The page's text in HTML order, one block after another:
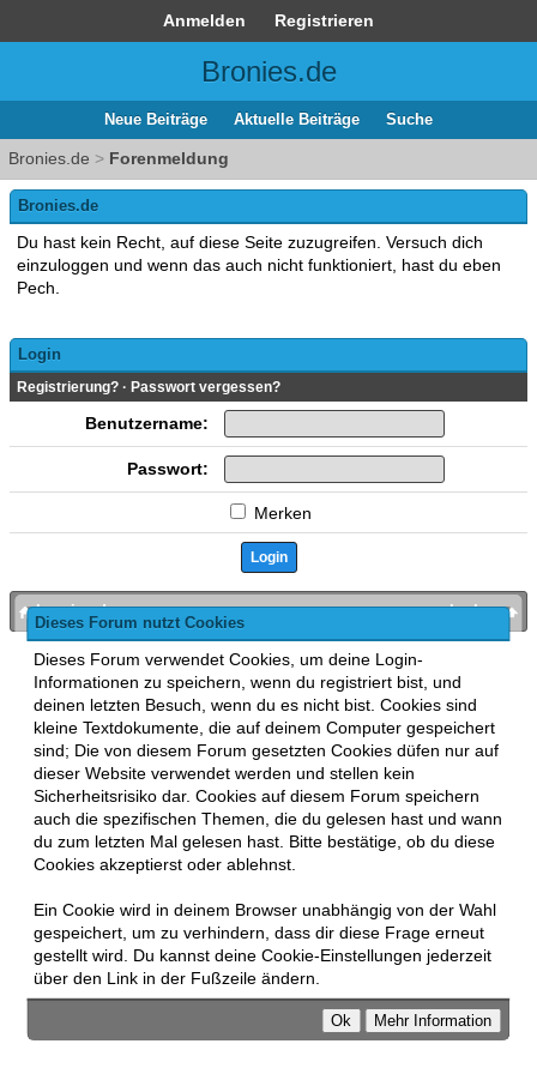
Anmelden Registrieren
Bronies.de
Neue Beiträge Aktuelle Beiträge Suche
Bronies.de > Forenmeldung
Dieses Forum nutzt Cookies
Dieses Forum verwendet Cookies, um deine Login-
Informationen zu speichern, wenn du registriert bist, und
deinen letzten Besuch, wenn du es nicht bist. Cookies sind
kleine Textdokumente, die auf deinem Computer gespeichert
sind; Die von diesem Forum gesetzten Cookies düfen nur auf
dieser Website verwendet werden und stellen kein
Sicherheitsrisiko dar. Cookies auf diesem Forum speichern
auch die spezifischen Themen, die du gelesen hast und wann
du zum letzten Mal gelesen hast. Bitte bestätige, ob du diese
Cookies akzeptierst oder ablehnst.
Ein Cookie wird in deinem Browser unabhängig von der Wahl
gespeichert, um zu verhindern, dass dir diese Frage erneut
gestellt wird. Du kannst deine Cookie-Einstellungen jederzeit
über den Link in der Fußzeile ändern.
Bronies.de
Du hast kein Recht, auf diese Seite zuzugreifen. Versuch dich
einzuloggen und wenn das auch nicht funktioniert, hast du eben
Pech.
Login
Registrierung? · Passwort vergessen?
Benutzername:
Passwort:
Merken
nach oben
bronies.de
MyBB , mobile Fassung: MyBB GoMobile
Zur Desktop-Version wechseln
This forum usesLukasz TkaczMyBB addons.